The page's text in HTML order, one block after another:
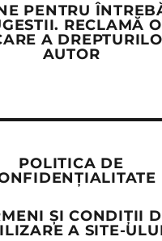
PENTRU
RECLAMĂ O
A
AUTOR
POLITICA DE
ȘI CONDIȚII
A SITE-